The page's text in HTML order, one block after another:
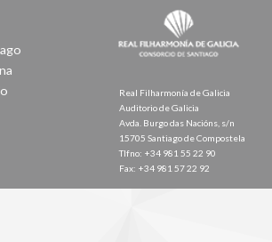
Real Filharmonía de Galicia
Auditorio de Galicia
Avda. Burgo das Nacións, s/n
15705 Santiago de Compostela
Tlfno: +34 981 55 22 90
Fax: +34 981 57 22 92